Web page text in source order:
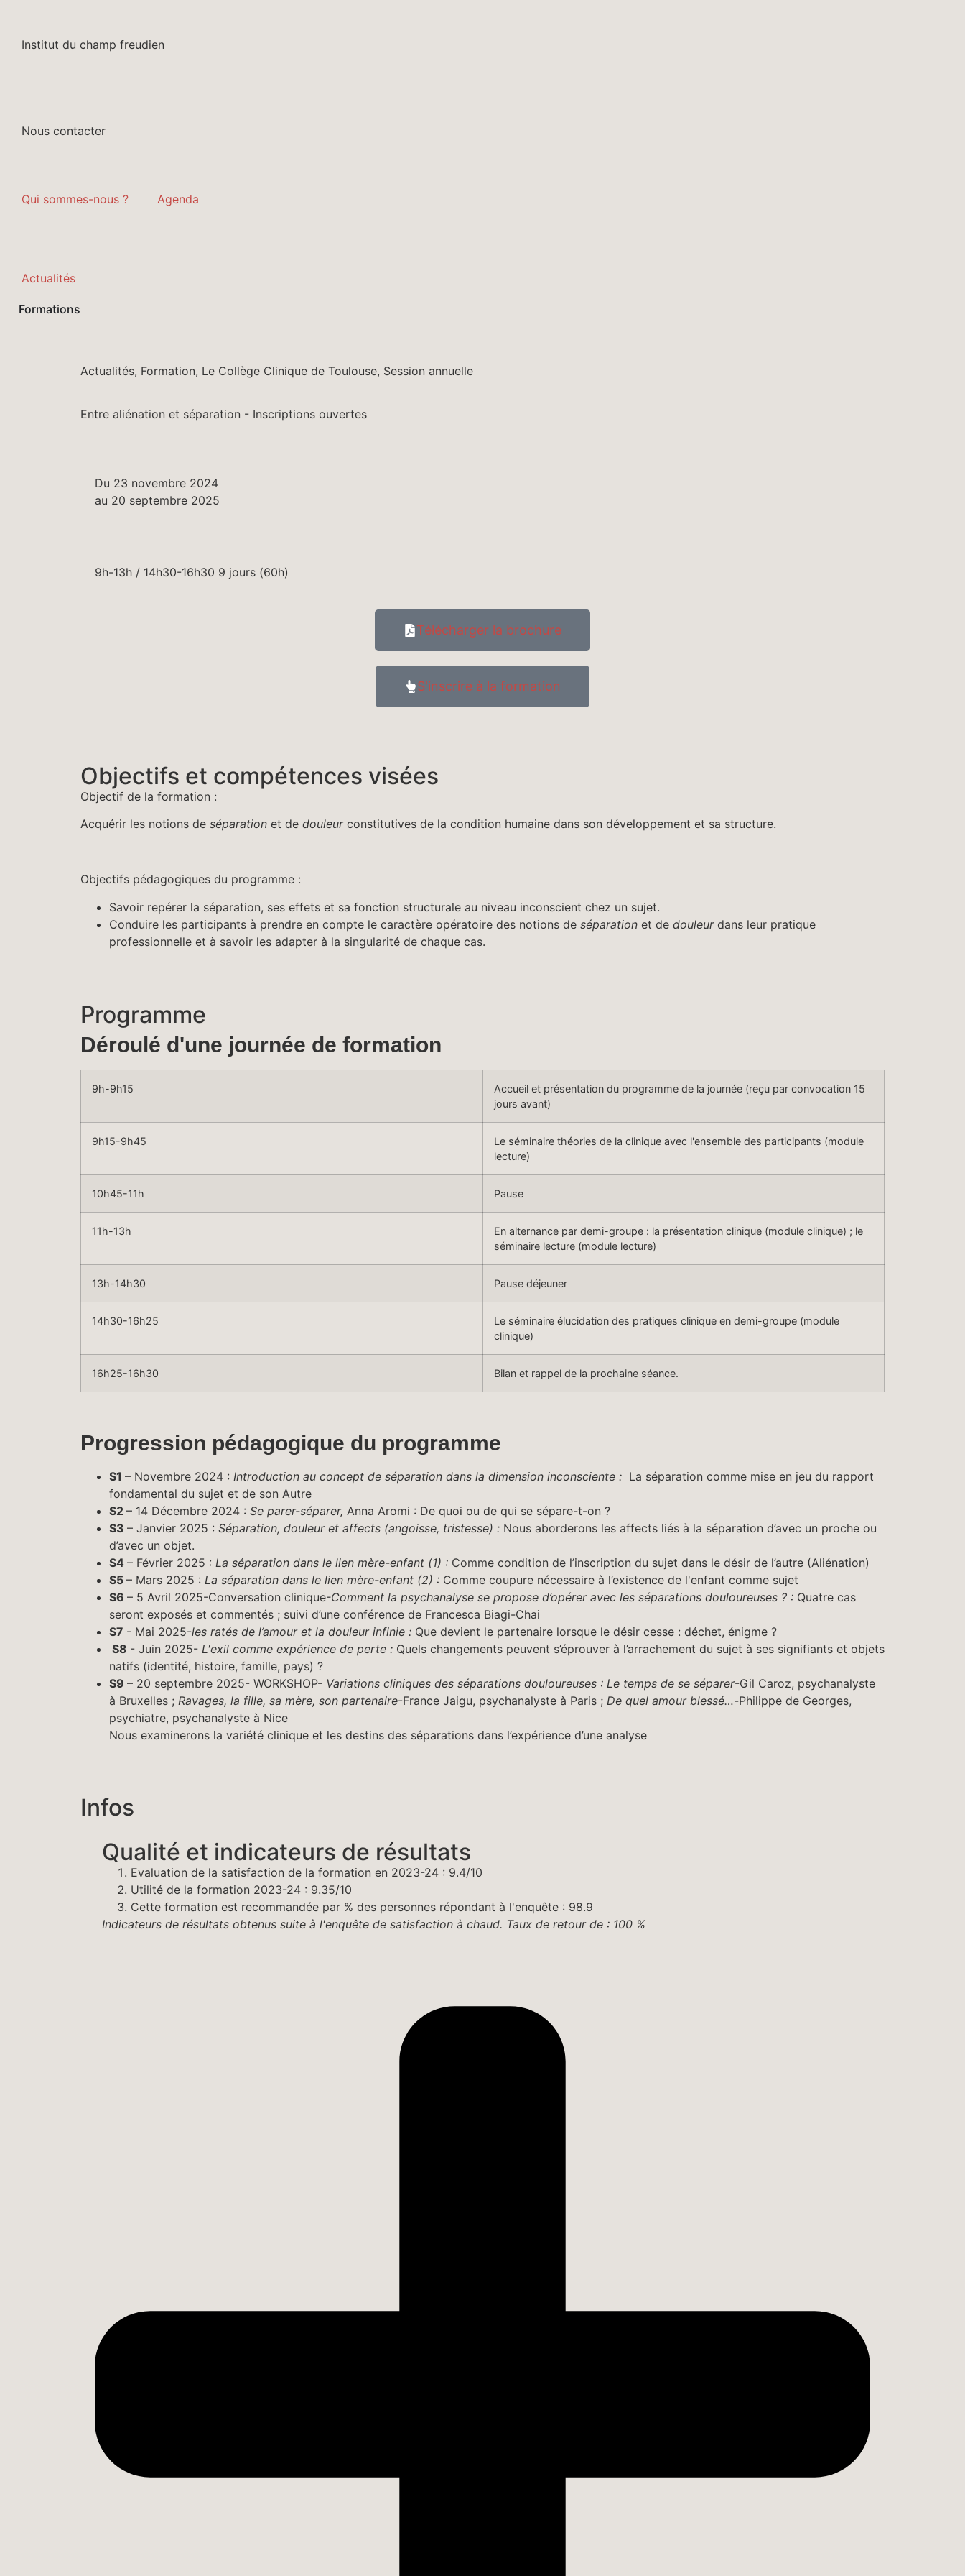
Institut du champ freudien
Nous contacter
Qui sommes-nous ? Agenda
Actualités
Formations
Actualités, Formation, Le Collège Clinique de Toulouse, Session annuelle
Entre aliénation et séparation - Inscriptions ouvertes
Du 23 novembre 2024
au 20 septembre 2025
9h-13h / 14h30-16h30 9 jours (60h)
Télécharger la brochure
S'inscrire à la formation
Objectifs et compétences visées
Objectif de la formation :
Acquérir les notions de séparation et de douleur constitutives de la condition humaine dans son développement et sa structure.
Objectifs pédagogiques du programme :
Savoir repérer la séparation, ses effets et sa fonction structurale au niveau inconscient chez un sujet.
Conduire les participants à prendre en compte le caractère opératoire des notions de séparation et de douleurdans leur pratique
professionnelle et à savoir les adapter à la singularité de chaque cas.
Programme
Déroulé d'une journée de formation
9h-9h15
Accueil et présentation du programme de la journée (reçu par convocation 15
jours avant)
9h15-9h45
Le séminaire théories de la clinique avec l'ensemble des participants (module
lecture)
10h45-11h Pause
11h-13h
En alternance par demi-groupe : la présentation clinique (module clinique) ; le
séminaire lecture (module lecture)
13h-14h30 Pause déjeuner
14h30-16h25
Le séminaire élucidation des pratiques clinique en demi-groupe (module
clinique)
16h25-16h30 Bilan et rappel de la prochaine séance.
Progression pédagogique du programme
S1 – Novembre 2024 : Introduction au concept de séparation dans la dimension inconsciente : La séparation comme mise en jeu du rapport
fondamental du sujet et de son Autre
S2 – 14 Décembre 2024 : Se parer-séparer, Anna Aromi : De quoi ou de qui se sépare-t-on ?
S3 – Janvier 2025 : Séparation, douleur et affects (angoisse, tristesse) : Nous aborderons les affects liés à la séparation d’avec un proche ou
d’avec un objet.
S4 – Février 2025 : La séparation dans le lien mère-enfant (1) : Comme condition de l’inscription du sujet dans le désir de l’autre (Aliénation)
S5 – Mars 2025 : La séparation dans le lien mère-enfant (2) : Comme coupure nécessaire à l’existence de l'enfant comme sujet
S6 – 5 Avril 2025-Conversation clinique-Comment la psychanalyse se propose d’opérer avec les séparations douloureuses ? : Quatre cas
seront exposés et commentés ; suivi d’une conférence de Francesca Biagi-Chai
S7 - Mai 2025-les ratés de l’amour et la douleur infinie : Que devient le partenaire lorsque le désir cesse : déchet, énigme ?
S8 - Juin 2025- L'exil comme expérience de perte : Quels changements peuvent s’éprouver à l’arrachement du sujet à ses signifiants et objets
natifs (identité, histoire, famille, pays) ?
S9 – 20 septembre 2025- WORKSHOP- Variations cliniques des séparations douloureuses : Le temps de se séparer-Gil Caroz, psychanalyste
à Bruxelles ; Ravages, la fille, sa mère, son partenaire-France Jaigu, psychanalyste à Paris ; De quel amour blessé…-Philippe de Georges,
psychiatre, psychanalyste à Nice
Nous examinerons la variété clinique et les destins des séparations dans l’expérience d’une analyse
Infos
Qualité et indicateurs de résultats
Evaluation de la satisfaction de la formation en 2023-24 : 9.4/10
Utilité de la formation 2023-24 : 9.35/10
Cette formation est recommandée par % des personnes répondant à l'enquête : 98.9
Indicateurs de résultats obtenus suite à l'enquête de satisfaction à chaud. Taux de retour de : 100 %